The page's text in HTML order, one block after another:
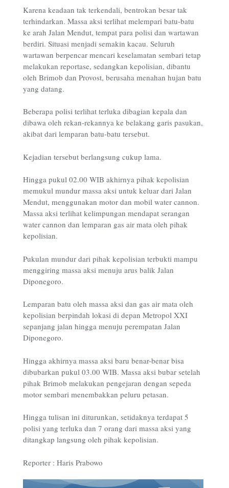
Karena keadaan tak terkendali, bentrokan besar tak
terhindarkan. Massa aksi terlihat melempari batu-batu
ke arah Jalan Mendut, tempat para polisi dan wartawan
berdiri. Situasi menjadi semakin kacau. Seluruh
wartawan berpencar mencari keselamatan sembari tetap
melakukan reportase, sedangkan kepolisian, dibantu
oleh Brimob dan Provost, berusaha menahan hujan batu
yang datang.
Beberapa polisi terlihat terluka dibagian kepala dan
dibawa oleh rekan-rekannya ke belakang garis pasukan,
akibat dari lemparan batu-batu tersebut.
Kejadian tersebut berlangsung cukup lama.
Hingga pukul 02.00 WIB akhirnya pihak kepolisian
memukul mundur massa aksi untuk keluar dari Jalan
Mendut, menggunakan motor dan mobil water cannon.
Massa aksi terlihat kelimpungan mendapat serangan
water cannon dan lemparan gas air mata oleh pihak
kepolisian.
Pukulan mundur dari pihak kepolisian terbukti mampu
menggiring massa aksi menuju arus balik Jalan
Diponegoro.
Lemparan batu oleh massa aksi dan gas air mata oleh
kepolisian berpindah lokasi di depan Metropol XXI
sepanjang jalan hingga menuju perempatan Jalan
Diponegoro.
Hingga akhirnya massa aksi baru benar-benar bisa
dibubarkan pukul 03.00 WIB. Massa aksi bubar setelah
pihak Brimob melakukan pengejaran dengan sepeda
motor sembari menembakkan peluru petasan.
Hingga tulisan ini diturunkan, setidaknya terdapat 5
polisi yang terluka dan 7 orang dari massa aksi yang
ditangkap langsung oleh pihak kepolisian.
Reporter : Haris Prabowo